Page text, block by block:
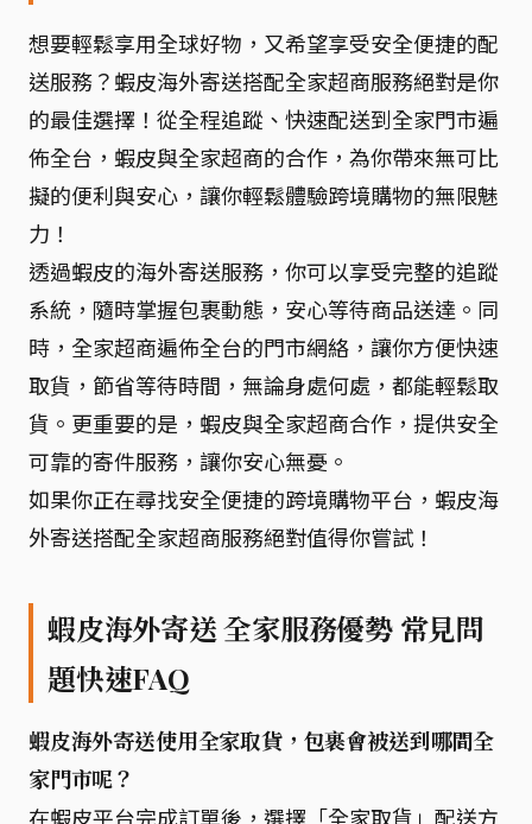
想要輕鬆享用全球好物，又希望享受安全便捷的配
送服務？蝦皮海外寄送搭配全家超商服務絕對是你
的最佳選擇！從全程追蹤、快速配送到全家門市遍
佈全台，蝦皮與全家超商的合作，為你帶來無可比
擬的便利與安心，讓你輕鬆體驗跨境購物的無限魅
力！
透過蝦皮的海外寄送服務，你可以享受完整的追蹤
系統，隨時掌握包裹動態，安心等待商品送達。同
時，全家超商遍佈全台的門市網絡，讓你方便快速
取貨，節省等待時間，無論身處何處，都能輕鬆取
貨。更重要的是，蝦皮與全家超商合作，提供安全
可靠的寄件服務，讓你安心無憂。
如果你正在尋找安全便捷的跨境購物平台，蝦皮海
外寄送搭配全家超商服務絕對值得你嘗試！
蝦皮海外寄送 全家服務優勢 常見問
題快速FAQ
蝦皮海外寄送使用全家取貨，包裹會被送到哪間全
家門市呢？
在蝦皮平台完成訂單後，選擇「全家取貨」配送方